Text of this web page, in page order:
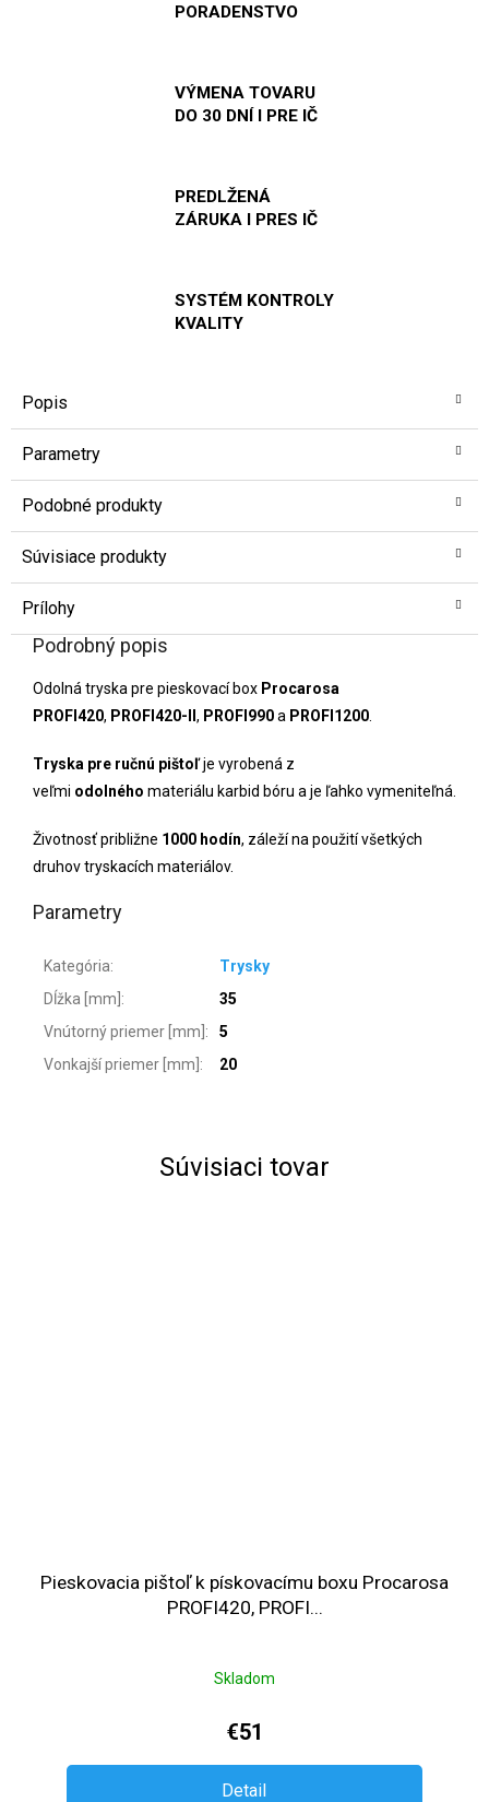
PORADENSTVO
VÝMENA TOVARU
DO 30 DNÍ I PRE IČ
PREDLŽENÁ
ZÁRUKA I PRES IČ
SYSTÉM KONTROLY
KVALITY
Popis
Parametry
Podobné produkty
Súvisiace produkty
Prílohy
Podrobný popis
Odolná tryska pre pieskovací box Procarosa
PROFI420, PROFI420-II , PROFI990a PROFI1200
Tryska pre ručnú pištoľje vyrobená z
veľmi odolného materiálu karbid bóru a je ľahko vymeniteľná.
Životnosť približne 1000 hodín, záleží na použití všetkých
druhov tryskacích materiálov.
Parametry
Kategória:
Trysky
Dĺžka [mm] :
35
Vnútorný priemer [mm] :
5
Vonkajší priemer [mm] : 20
Súvisiaci tovar
Pieskovacia pištoľ k pískovacímu boxu Procarosa
PROFI420, PROFI...
Skladom
€51
Detail